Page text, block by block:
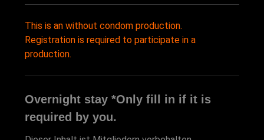
This is an without condom production.
Registration is required to participate in a
production.
Overnight stay *Only fill in if it is
required by you.